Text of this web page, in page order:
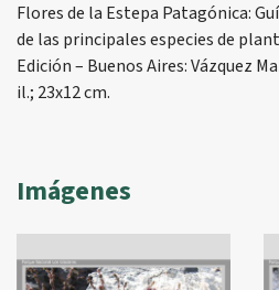
Flores de la Estepa Patagónica:
de las principales especies de
Edición – Buenos Aires: Vázquez
il.; 23x12 cm.
Imágenes